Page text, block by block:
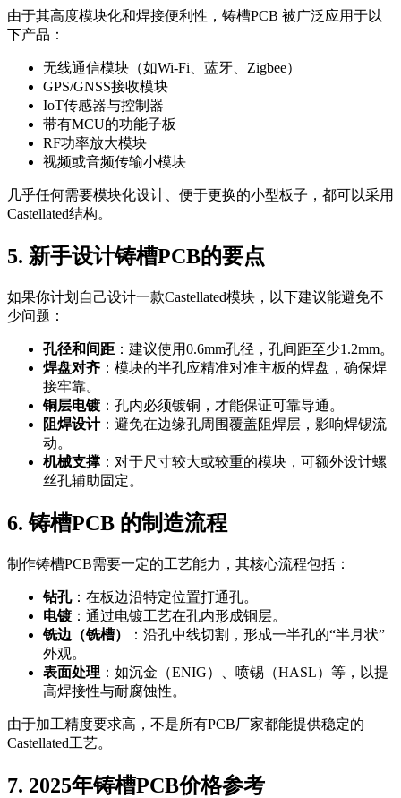
由于其高度模块化和焊接便利性，铸槽PCB 被广泛应用于以
下产品：
无线通信模块（如Wi-Fi、蓝牙、Zigbee）
GPS/GNSS接收模块
IoT传感器与控制器
带有MCU的功能子板
RF功率放大模块
视频或音频传输小模块
几乎任何需要模块化设计、便于更换的小型板子，都可以采用
Castellated结构。
5. 新手设计铸槽PCB的要点
如果你计划自己设计一款Castellated模块，以下建议能避免不
少问题：
孔径和间距 ：建议使用0.6mm孔径，孔间距至少1.2mm。
焊盘对齐 ：模块的半孔应精准对准主板的焊盘，确保焊
接牢靠。
铜层电镀 ：孔内必须镀铜，才能保证可靠导通。
阻焊设计：避免在边缘孔周围覆盖阻焊层，影响焊锡流
动。
机械支撑 ：对于尺寸较大或较重的模块，可额外设计螺
丝孔辅助固定。
6. 铸槽PCB 的制造流程
制作铸槽PCB需要一定的工艺能力，其核心流程包括：
钻孔：在板边沿特定位置打通孔。
电镀 ：通过电镀工艺在孔内形成铜层。
铣边（铣槽）
：沿孔中线切割，形成一半孔的“半月状”
外观。
表面处理 ：如沉金（ENIG）、喷锡（HASL）等，以提
高焊接性与耐腐蚀性。
由于加工精度要求高，不是所有PCB厂家都能提供稳定的
Castellated工艺。
7. 2025年铸槽PCB价格参考